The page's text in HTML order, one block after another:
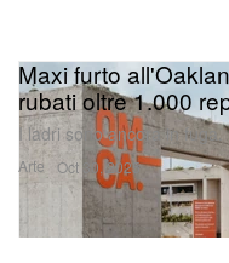
Arte
Maxi furto
rubati oltre 1.000
I ladri sono ancora in fuga.
Oct 30, 2025